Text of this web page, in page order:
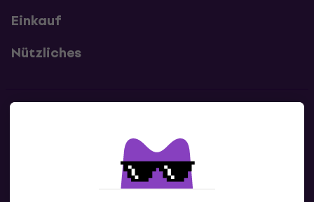
Einkauf
Nützliches
Kontaktiere uns